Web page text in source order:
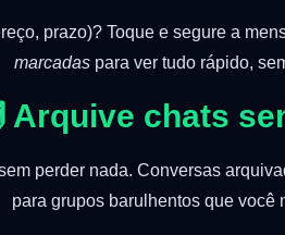
prazo)? Toque e segure a
marcadaspara ver tudo rápido,
chats
perder nada. Conversas
para grupos barulhentos que você